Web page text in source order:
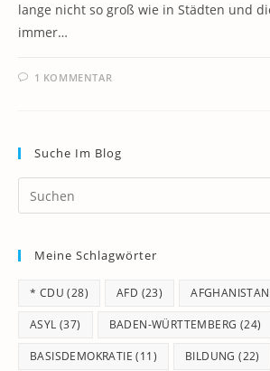
lange nicht so groß wie in Städten und
immer…
1 KOMMENTAR
Suche Im Blog
Meine Schlagwörter
* CDU (28) AFD (23) AFGHANISTAN
ASYL (37) BADEN-WÜRTTEMBERG (24)
BASISDEMOKRATIE (11) BILDUNG (22)